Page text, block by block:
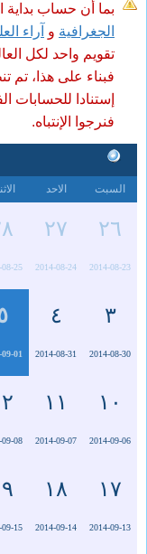
بما أن حساب بداية
الجغرافية و آراء
تقويم واحد لكل
فبناء على هذا، تم
إستنادا للحسابات
فنرجوا الإنتباه.
السبت الاحد
٢٦
2014-08-23
٢٧
2014-08-24
08-25
٣
2014-08-30
٤
2014-08-31
01
١٠
2014-09-06
١١
2014-09-07
09-08
١٧
2014-09-13
١٨
2014-09-14
09-15